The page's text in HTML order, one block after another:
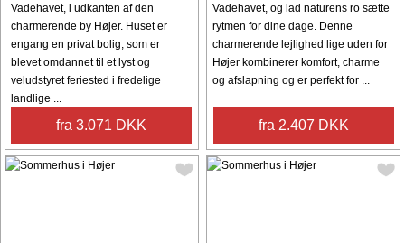
Vadehavet, i udkanten af ​​den
charmerende by Højer. Huset er
engang en privat bolig, som er
blevet omdannet til et lyst og
veludstyret feriested i fredelige
landlige ...
fra 3.071 DKK
Vadehavet, og lad naturens ro sætte
rytmen for dine dage. Denne
charmerende lejlighed lige uden for
Højer kombinerer komfort, charme
og afslapning og er perfekt for ...
fra 2.407 DKK